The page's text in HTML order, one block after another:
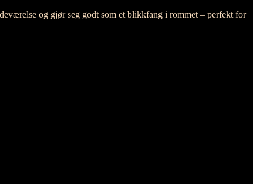
og gjør seg godt som et blikkfang i rommet – perfekt for